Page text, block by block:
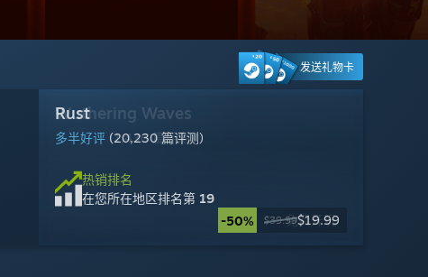
发送礼物卡
Wuthering Waves
多半好评 (1,436 篇评测)
热销排名
在您所在地区排名第 26
免费开玩
Rust
多半好评 (20,230 篇评测)
热销排名
在您所在地区排名第 19
-50%
$39.99$19.99
DOOM: The Dark Ages
特别好评 (2,769 篇评测)
热销排名
在您所在地区排名第 16
-67%
$69.99$23.09
Counter-Strike 2
特别好评 (1,405,592 篇评测)
热销排名
在您所在地区排名第 2
免费开玩
Ready or Not
多半好评 (24,939 篇评测)
热销排名
在您所在地区排名第 23
-50%
$49.99$24.99
幽灵行动：荒野
多半好评 (21,177 篇评测)
热销排名
在您所在地区排名第 11
-95%
$49.99$2.49
Apex Legends™
褒贬不一 (267,945 篇评测)
热销排名
在您所在地区排名第 5
免费开玩
Escape from Tarkov
多半差评 (11,849 篇评测)
热销排名
在您所在地区排名第 30
$49.99
Warframe 星际战甲
多半好评 (132,469 篇评测)
热销排名
在您所在地区排名第 14
免费开玩
Palworld / 幻兽帕鲁
特别好评 (102,317 篇评测)
热销排名
在您所在地区排名第 12
$29.99
漫威争锋
褒贬不一 (18,020 篇评测)
热销排名
在您所在地区排名第 4
免费开玩
GRAIN ROT
特别好评 (170 篇评测)
热销排名
在您所在地区排名第 18
-10%
$9.99$8.99